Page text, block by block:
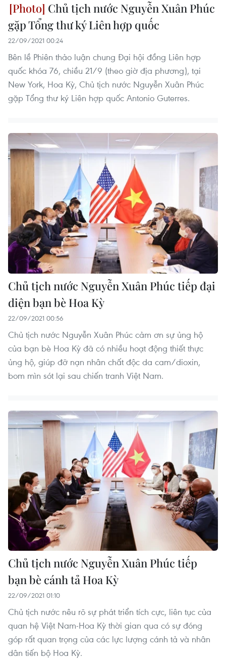
Chủ tịch nước Nguyễn Xuân Phúc
gặp Tổng thư ký Liên hợp quốc
22/09/2021 00:24
Bên lề Phiên thảo luận chung Đại hội đồng Liên hợp
quốc khóa 76, chiều 21/9 (theo giờ địa phương), tại
New York, Hoa Kỳ, Chủ tịch nước Nguyễn Xuân Phúc
gặp Tổng thư ký Liên hợp quốc Antonio Guterres.
Chủ tịch nước Nguyễn Xuân Phúc tiếp đại
diện bạn bè Hoa Kỳ
22/09/2021 00:56
Chủ tịch nước Nguyễn Xuân Phúc cảm ơn sự ủng hộ
của bạn bè Hoa Kỳ đã có nhiều hoạt động thiết thực
ủng hộ, giúp đỡ nạn nhân chất độc da cam/dioxin,
bom mìn sót lại sau chiến tranh Việt Nam.
Chủ tịch nước Nguyễn Xuân Phúc tiếp
bạn bè cánh tả Hoa Kỳ
22/09/2021 01:10
Chủ tịch nước nêu rõ sự phát triển tích cực, liên tục của
quan hệ Việt Nam-Hoa Kỳ thời gian qua có sự đóng
góp rất quan trọng của các lực lượng cánh tả và nhân
dân tiến bộ Hoa Kỳ.